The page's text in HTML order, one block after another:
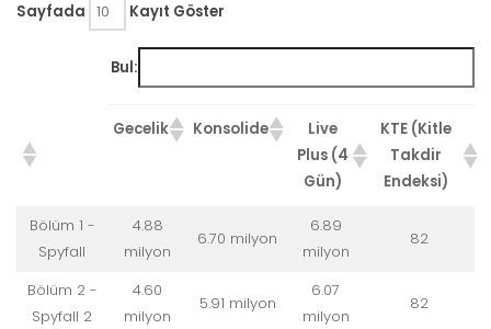
Sayfada Kayıt Göster
Bul:
Gecelik Konsolide
Live
Plus (4
Gün)
KTE (Kitle
Takdir
Endeksi)
Bölüm 1 -
Spyfall
4.88
milyon
6.70 milyon
6.89
milyon
82
Bölüm 2 -
Spyfall 2
4.60
milyon
5.91 milyon
6.07
milyon
82